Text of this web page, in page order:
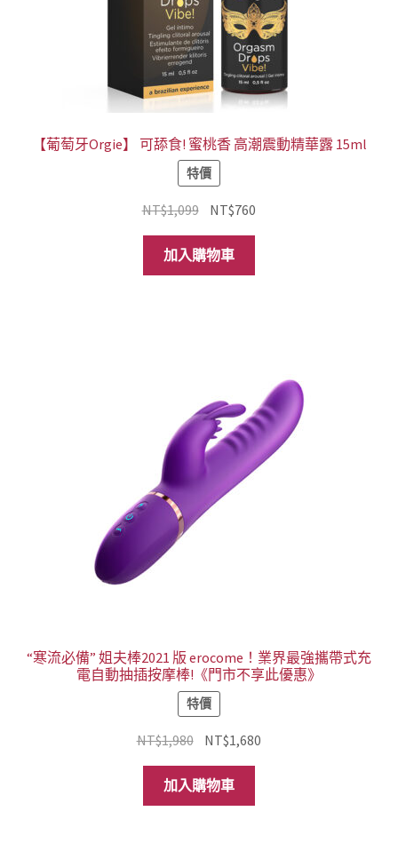
【葡萄牙Orgie】 可舔食! 蜜桃香 高潮震動精華露 15ml
特價
NT$1,099 原
價
格：
NT$760
加入購物車
“寒流必備” 姐夫棒2021 版 erocome！業界最強攜帶式充
電自動抽插按摩棒!《門市不享此優惠》
特價
NT$1,980 原
始
價
格：
NT$1,680
加入購物車